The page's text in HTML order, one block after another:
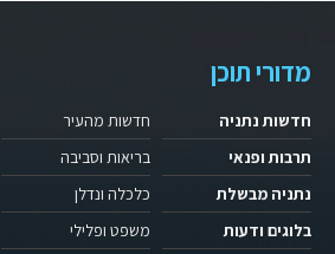
מדורי תוכן
חדשות נתניה
תרבות ופנאי
נתניה מבשלת
בלוגים ודעות
חדשות מהעיר
בריאות וסביבה
כלכלה ונדלן
משפט ופלילי